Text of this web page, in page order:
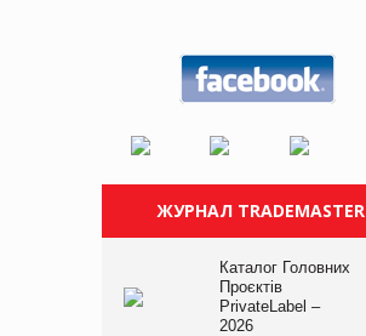
ЖУРНАЛ TRADEMASTER
Каталог Головних
Проєктів
PrivateLabel –
2026